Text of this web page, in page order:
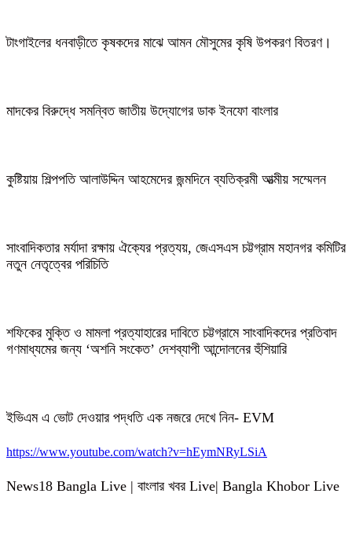
টাংগাইলের ধনবাড়ীতে কৃষকদের মাঝে আমন মৌসুমের কৃষি উপকরণ বিতরণ।
মাদকের বিরুদ্ধে সমন্বিত জাতীয় উদ্যোগের ডাক ইনফো বাংলার
কুষ্টিয়ায় শিল্পপতি আলাউদ্দিন আহমেদের জন্মদিনে ব্যতিক্রমী আত্মীয় সম্মেলন
সাংবাদিকতার মর্যাদা রক্ষায় ঐক্যের প্রত্যয়, জেএসএস চট্টগ্রাম মহানগর কমিটির
নতুন নেতৃত্বের পরিচিতি
শফিকের মুক্তি ও মামলা প্রত্যাহারের দাবিতে চট্টগ্রামে সাংবাদিকদের প্রতিবাদ
গণমাধ্যমের জন্য ‘অশনি সংকেত’ দেশব্যাপী আন্দোলনের হুঁশিয়ারি
ইভিএম এ ভোট দেওয়ার পদ্ধতি এক নজরে দেখে নিন- EVM
https://www.youtube.com/watch?v=hEymNRyLSiA
News18 Bangla Live | বাংলার খবর Live| Bangla Khobor Live